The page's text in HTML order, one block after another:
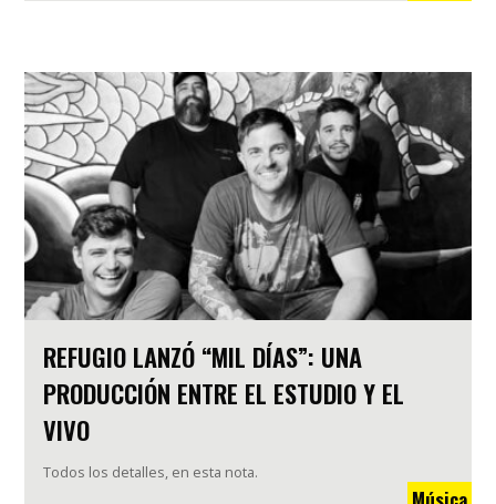
REFUGIO LANZÓ “MIL DÍAS”: UNA
PRODUCCIÓN ENTRE EL ESTUDIO Y EL
VIVO
Todos los detalles, en esta nota.